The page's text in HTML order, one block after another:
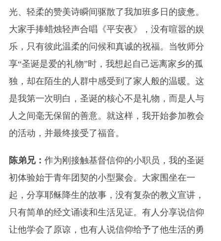
光、轻柔的赞美诗瞬间驱散了我加班多日的疲惫。
大家手捧蜡烛轻声合唱《平安夜》，没有喧嚣的娱
乐，只有彼此温柔的问候和真诚的祝福。当牧师分
享“圣诞是爱的礼物”时，我想起自己远离家乡的孤
独，却在陌生的人群中感受到了家人般的温暖。这
是我第一次明白，圣诞的核心不是礼物，而是人与
人之间毫无保留的善意。就这样，我开始参加教会
的活动，并最终接受了福音。
陈弟兄： 作为刚接触基督信仰的小职员，我的圣诞
初体验始于青年团契的小型聚会。大家围坐在一
起，分享耶稣降生的故事，没有复杂的教义宣讲，
只有简单的经文诵读和生活见证。有人分享说信仰
让他学会了原谅，也有人说信仰给予了他生活的勇